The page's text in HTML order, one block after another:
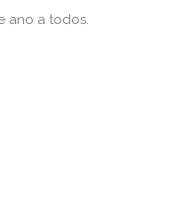
todos.